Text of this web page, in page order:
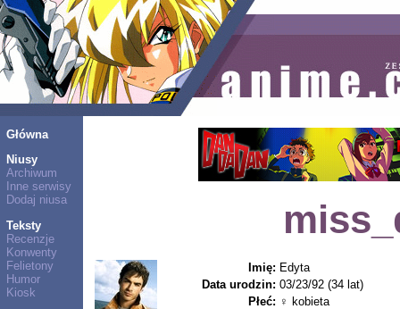
Główna
Niusy
Archiwum
Inne serwisy
Dodaj niusa
Teksty
Recenzje
Konwenty
Felietony
Humor
Kiosk
Imię: Edyta
Data urodzin: 03/23/92 (34 lat)
Płeć: ♀ kobieta